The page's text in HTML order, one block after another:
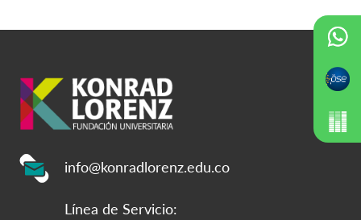
info@konradlorenz.edu.co
Línea de Servicio: